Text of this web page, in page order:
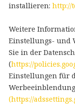
installieren: http://
Weitere
Einstellungs- und
Sie in der
(https://
Einstellungen für
(https://